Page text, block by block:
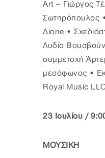
Art – Γιώργος
Σωτηρόπουλος
Δione •
Λυδία
συμμετοχή
μεσόφωνος •
Royal Music
23 Ιουλίου /
ΜΟΥΣΙΚΗ